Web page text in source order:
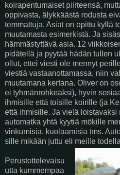
koirapentumaiset piirteensä,
oppivasta, älykkäästä rodusta
temmattuja. Asiat on opittu kyllä
muutamasta esimerkistä. Ja
hämmästyttävä asia. 12
pidätellä ja pyytää hädän tullen
ollut, ettei viesti ole mennyt
viestiä vastaanottamassa, niin
muutamana kertana. Oliver on
ei tyhmänrohkeaksi), hyvin
ihmisille että toisille koirille (ja
että ihmisille. Ja vielä
automatka yhtä kyytiä mökille
vinkumisia, kuolaamisia tms.
sille mikään juttu eli meille
Perustottelevaisu
utta kummempaa